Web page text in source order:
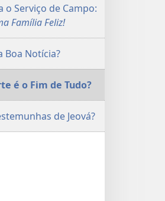
Campo
Serviço de Campo:
Família Feliz!
Boa Notícia?
é o Fim de Tudo?
de Jeová?